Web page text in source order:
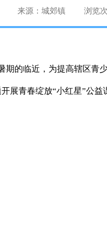
来源：城郊镇 浏览
期的临近，为提高辖区青
展青春绽放“小红星”公益